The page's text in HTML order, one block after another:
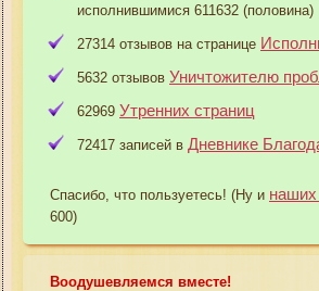
исполнившимися 611632 (половина)
27314 отзывов на странице
5632 отзывов Уничтожителю
62969 Утренних страниц
72417 записей в Дневнике
Спасибо, что пользуетесь! (Ну и наших
600)
Воодушевляемся вместе!